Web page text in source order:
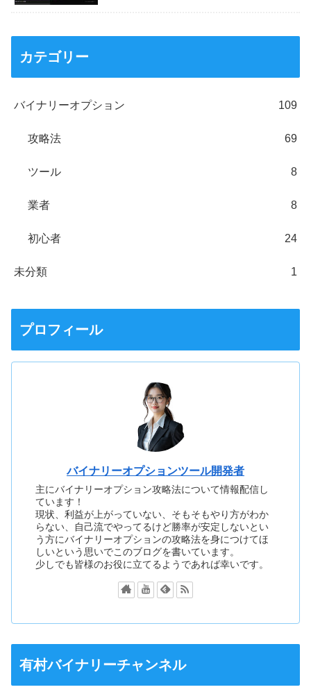
カテゴリー
バイナリーオプション 109
攻略法 69
ツール 8
業者 8
初心者 24
未分類 1
プロフィール
バイナリーオプションツール開発者
主にバイナリーオプション攻略法について情報配信し
ています！
現状、利益が上がっていない、そもそもやり方がわか
らない、自己流でやってるけど勝率が安定しないとい
う方にバイナリーオプションの攻略法を身につけてほ
しいという思いでこのブログを書いています。
少しでも皆様のお役に立てるようであれば幸いです。
有村バイナリーチャンネル